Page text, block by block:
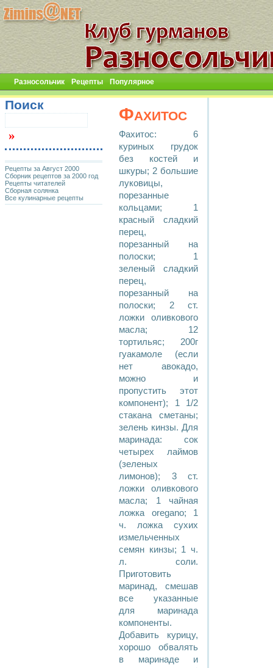
Разносольчик Рецепты Популярное
Фахитос
Фахитос: 6
куриных грудок
без костей и
шкуры; 2 большие
луковицы,
порезанные
кольцами; 1
красный сладкий
перец,
порезанный на
полоски; 1
зеленый сладкий
перец,
порезанный на
полоски; 2 ст.
ложки оливкового
масла; 12
тортильяс; 200г
гуакамоле (если
нет авокадо,
можно и
пропустить этот
компонент); 1 1/2
стакана сметаны;
зелень кинзы. Для
маринада: сок
четырех лаймов
(зеленых
лимонов); 3 ст.
ложки оливкового
масла; 1 чайная
ложка oregano; 1
ч. ложка сухих
измельченных
семян кинзы; 1 ч.
л. соли.
Приготовить
маринад, смешав
все указанные
для маринада
компоненты.
Добавить курицу,
хорошо обвалять
в маринаде и
Поиск
Рецепты за Август 2000
Сборник рецептов за 2000 год
Рецепты читателей
Сборная солянка
Все кулинарные рецепты